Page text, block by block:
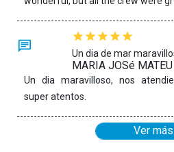
Un dia de mar
MARIA JOSé
Un dia maravilloso, nos
super atentos.
Ver más